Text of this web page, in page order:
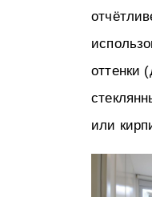
оттенки
или